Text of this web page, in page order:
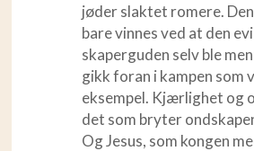
jøder slaktet romere.
bare vinnes ved at den
skaperguden selv ble
gikk foran i kampen som
eksempel. Kjærlighet og
det som bryter
Og Jesus, som kongen